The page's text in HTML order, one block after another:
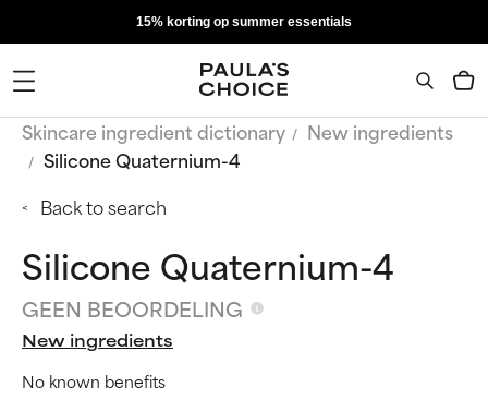
15% korting op summer essentials
Skincare ingredient dictionary
New ingredients
Silicone Quaternium-4
Back to search
Silicone Quaternium-4
GEEN BEOORDELING
New ingredients
No known benefits